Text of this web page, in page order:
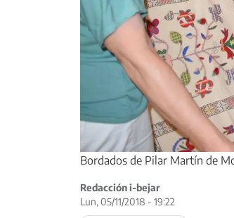
Bordados de Pilar Martín de
Redacción i-bejar
Lun, 05/11/2018 - 19:22